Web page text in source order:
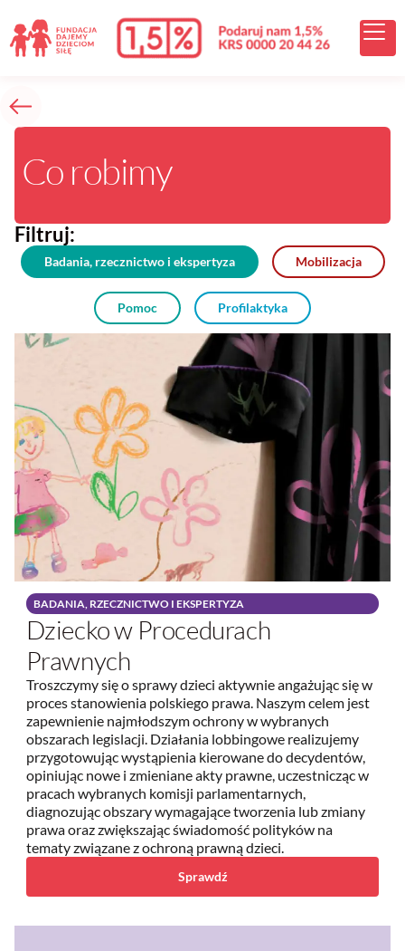
treści
Co robimy
Filtruj:
Badania, rzecznictwo i ekspertyza Mobilizacja
Pomoc Profilaktyka
BADANIA, RZECZNICTWO I EKSPERTYZA
Dziecko w Procedurach
Prawnych
Troszczymy się o sprawy dzieci aktywnie angażując się w
proces stanowienia polskiego prawa. Naszym celem jest
zapewnienie najmłodszym ochrony w wybranych
obszarach legislacji. Działania lobbingowe realizujemy
przygotowując wystąpienia kierowane do decydentów,
opiniując nowe i zmieniane akty prawne, uczestnicząc w
pracach wybranych komisji parlamentarnych,
diagnozując obszary wymagające tworzenia lub zmiany
prawa oraz zwiększając świadomość polityków na
tematy związane z ochroną prawną dzieci.
Sprawdź